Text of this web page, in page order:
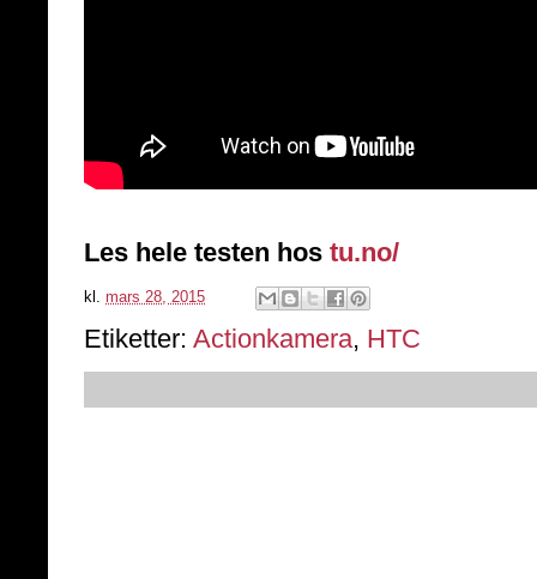
Les hele testen hos tu.no/
kl. mars 28, 2015
Etiketter: Actionkamera, HTC